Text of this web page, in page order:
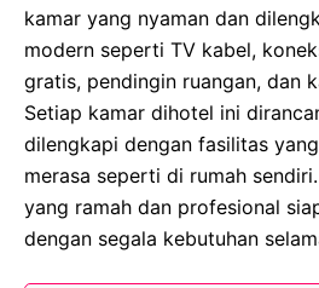
kamar yang nyaman dan
modern seperti TV kabel,
gratis, pendingin ruangan, dan
Setiap kamar dihotel ini
dilengkapi dengan fasilitas
merasa seperti di rumah
yang ramah dan profesional
dengan segala kebutuhan